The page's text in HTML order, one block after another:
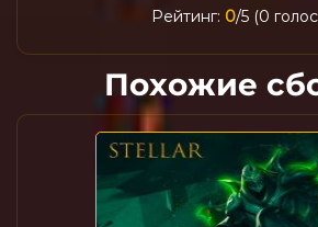
Рейтинг: 0/5 (0
Похожие